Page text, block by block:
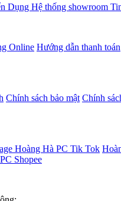
Dụng Hệ thống showroom
Online Hướng dẫn thanh toán
Chính sách bảo mật Chính
Hoàng Hà PC Tik Tok
Shopee